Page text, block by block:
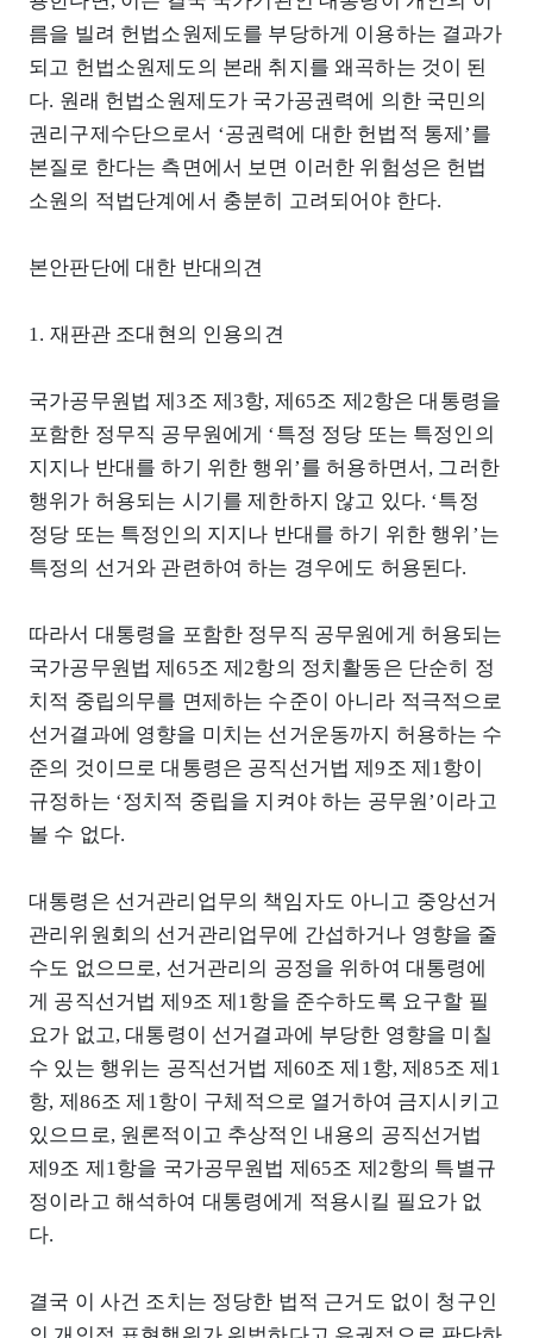
름을 빌려 헌법소원제도를 부당하게 이용하는 결과가
되고 헌법소원제도의 본래 취지를 왜곡하는 것이 된
다. 원래 헌법소원제도가 국가공권력에 의한 국민의
권리구제수단으로서 ‘공권력에 대한 헌법적 통제’를
본질로 한다는 측면에서 보면 이러한 위험성은 헌법
소원의 적법단계에서 충분히 고려되어야 한다.
본안판단에 대한 반대의견
1. 재판관 조대현의 인용의견
국가공무원법 제3조 제3항, 제65조 제2항은 대통령을
포함한 정무직 공무원에게 ‘특정 정당 또는 특정인의
지지나 반대를 하기 위한 행위’를 허용하면서, 그러한
행위가 허용되는 시기를 제한하지 않고 있다. ‘특정
정당 또는 특정인의 지지나 반대를 하기 위한 행위’는
특정의 선거와 관련하여 하는 경우에도 허용된다.
따라서 대통령을 포함한 정무직 공무원에게 허용되는
국가공무원법 제65조 제2항의 정치활동은 단순히 정
치적 중립의무를 면제하는 수준이 아니라 적극적으로
선거결과에 영향을 미치는 선거운동까지 허용하는 수
준의 것이므로 대통령은 공직선거법 제9조 제1항이
규정하는 ‘정치적 중립을 지켜야 하는 공무원’이라고
볼 수 없다.
대통령은 선거관리업무의 책임자도 아니고 중앙선거
관리위원회의 선거관리업무에 간섭하거나 영향을 줄
수도 없으므로, 선거관리의 공정을 위하여 대통령에
게 공직선거법 제9조 제1항을 준수하도록 요구할 필
요가 없고, 대통령이 선거결과에 부당한 영향을 미칠
수 있는 행위는 공직선거법 제60조 제1항, 제85조 제1
항, 제86조 제1항이 구체적으로 열거하여 금지시키고
있으므로, 원론적이고 추상적인 내용의 공직선거법
제9조 제1항을 국가공무원법 제65조 제2항의 특별규
정이라고 해석하여 대통령에게 적용시킬 필요가 없
다.
결국 이 사건 조치는 정당한 법적 근거도 없이 청구인